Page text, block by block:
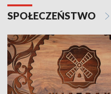
SPOŁECZEŃSTWO